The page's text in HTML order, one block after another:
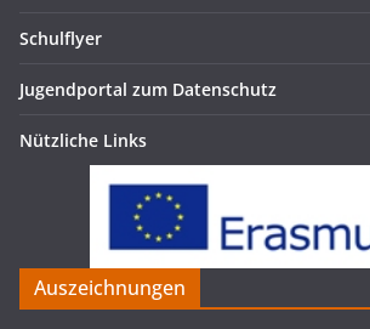
Schulflyer
Jugendportal zum Datenschutz
Nützliche Links
Auszeichnungen